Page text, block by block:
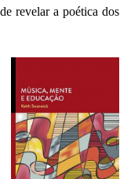
revelar a poética dos